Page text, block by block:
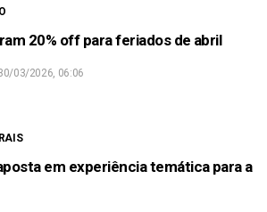
20% off para feriados de abril
03/2026, 06:06
em experiência temática para a